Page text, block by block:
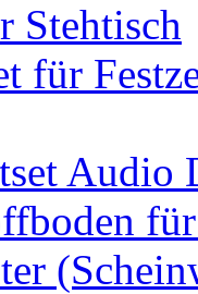
Stehtisch
für
Audio